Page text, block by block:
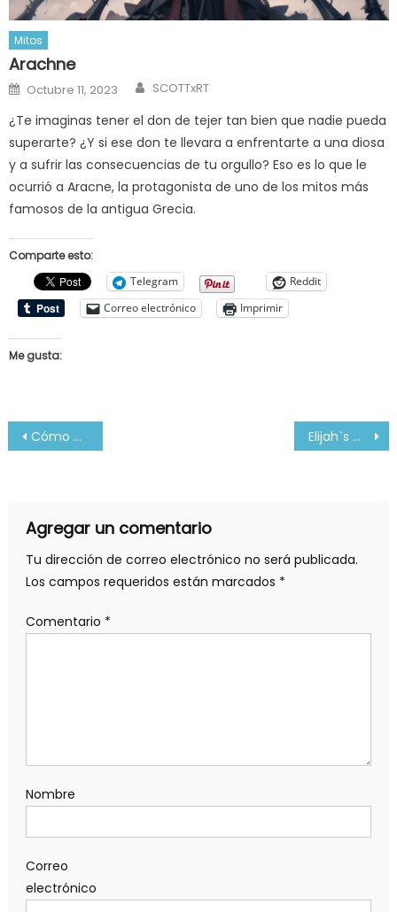
Mitos
Arachne
Posted
on
Octubre 11, 2023 Author
SCOTTxRT
¿Te imaginas tener el don de tejer tan bien que nadie pueda
superarte? ¿Y si ese don te llevara a enfrentarte a una diosa
y a sufrir las consecuencias de tu orgullo? Eso es lo que le
ocurrió a Aracne, la protagonista de uno de los mitos más
famosos de la antigua Grecia.
Comparte esto:
Telegram
Reddit
Correo electrónico
Imprimir
Me gusta:
Navegación
Cómo hacer Homeopatía Casera – YouTube Elijah`s Mantle – A la Gloire de L'homme
Agregar un comentario
Tu dirección de correo electrónico no será publicada.
Los campos requeridos están marcados *
Comentario *
Nombre
Correo
electrónico